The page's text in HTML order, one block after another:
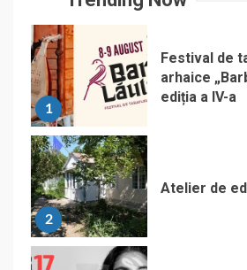
1
Festival de
arhaice
ediția a IV-a
2
Atelier de